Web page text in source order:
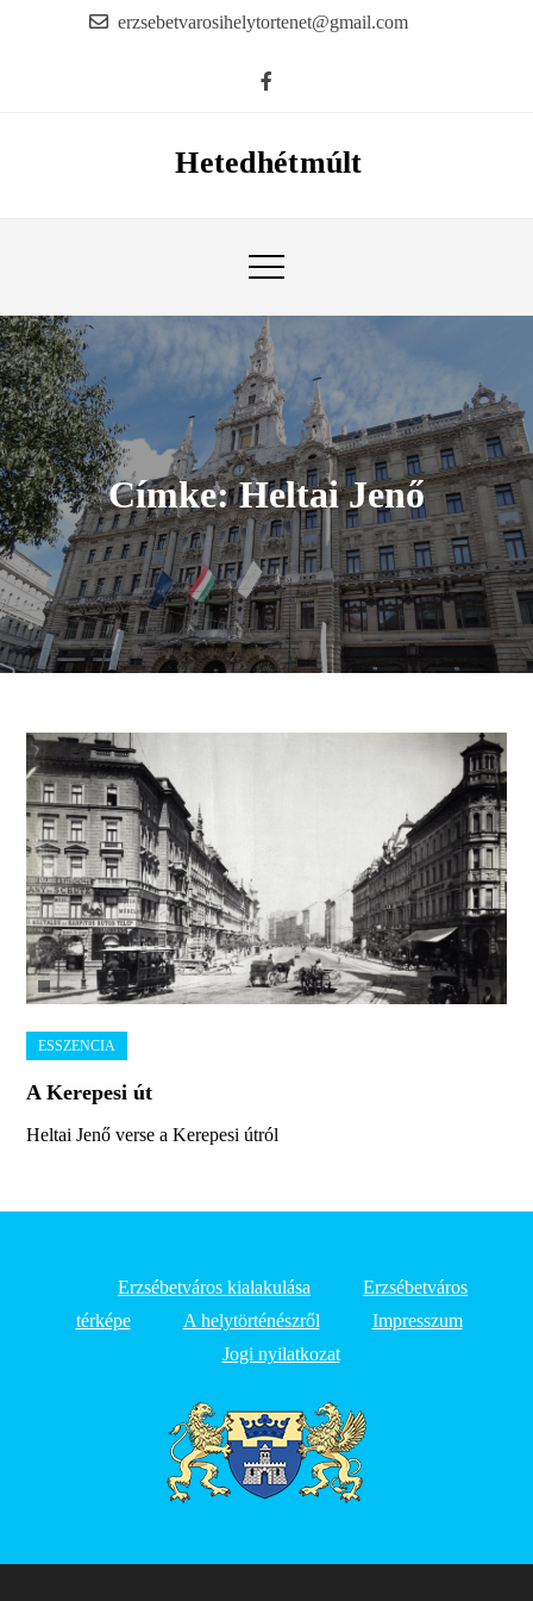
erzsebetvarosihelytortenet@gmail.com
Hetedhétmúlt
Címke:Heltai Jenő
A Kerepesi út
Heltai Jenő verse a Kerepesi útról
Erzsébetváros kialakulása
Erzsébetváros
térképe
A helytörténészről
Impresszum
Jogi nyilatkozat